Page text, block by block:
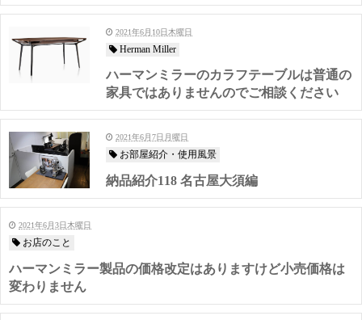
2021年6月10日木曜日
Herman Miller
ハーマンミラーのカラフテーブルは普通の
家具ではありませんのでご相談ください
2021年6月7日月曜日
お部屋紹介・使用風景
納品紹介118 名古屋大須編
2021年6月3日木曜日
お店のこと
ハーマンミラー製品の価格改定はありますけど小売価格は
変わりません